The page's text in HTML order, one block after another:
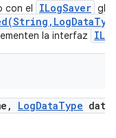
con el
ILogSaver
la interfaz
, LogDataType data